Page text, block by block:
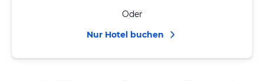
Oder
Nur Hotel buchen